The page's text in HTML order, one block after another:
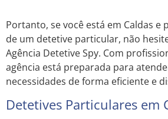
Portanto, se você está em Caldas e
de um detetive particular, não
Agência Detetive Spy. Com
agência está preparada para
necessidades de forma eficiente e
Detetives Particulares em